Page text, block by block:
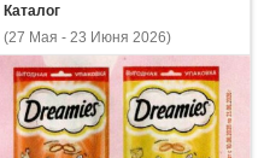
Каталог
(27 Мая - 23 Июня 2026)